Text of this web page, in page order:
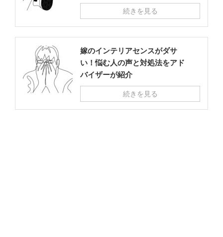
続きを見る
嫁のインテリアセンスがダサ
い！悩む人の声と対処法をアド
バイザーが紹介
続きを見る